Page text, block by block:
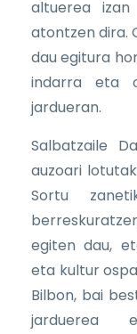
altuerea
atontzen dira.
dau egitura
indarra eta
jardueran.
Salbatzaile
auzoari
Sortu
egiten dau,
eta kultur
Bilbon, bai
jarduerea